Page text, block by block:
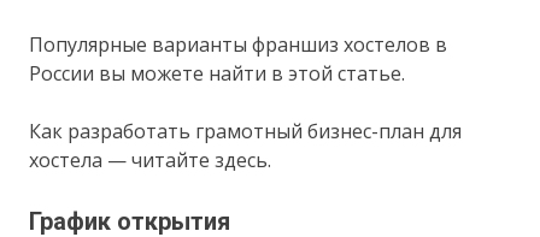
Популярные варианты франшиз хостелов в
России вы можете найти в этой статье.
Как разработать грамотный бизнес-план для
хостела — читайте здесь.
График открытия